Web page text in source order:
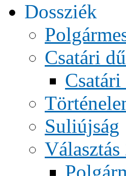
Dossziék
Csatári
Suliújság
Választás